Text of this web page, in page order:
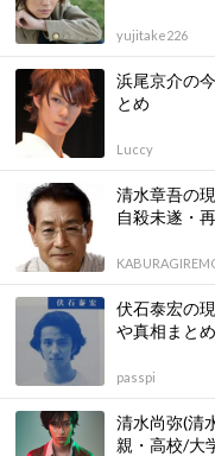
yujitake226
浜尾京介の
とめ
Luccy
清水章吾の
自殺未遂・
伏石泰宏の
や真相まとめ
passpi
清水尚弥(清
親・高校/大